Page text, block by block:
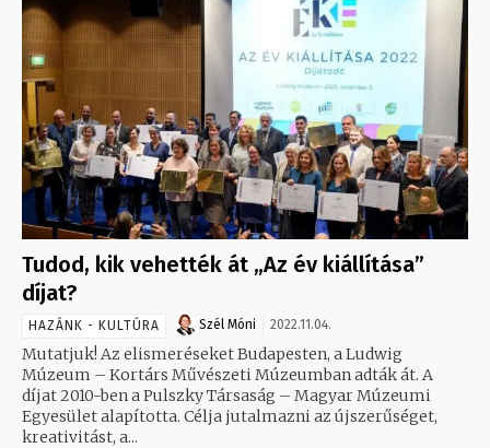
Tudod, kik vehették át „Az év kiállítása”
díjat?
HAZÁNK - KULTÚRA Szél Móni 2022.11.04.
Mutatjuk! Az elismeréseket Budapesten, a Ludwig
Múzeum – Kortárs Művészeti Múzeumban adták át. A
díjat 2010-ben a Pulszky Társaság – Magyar Múzeumi
Egyesület alapította. Célja jutalmazni az újszerűséget,
kreativitást, a...